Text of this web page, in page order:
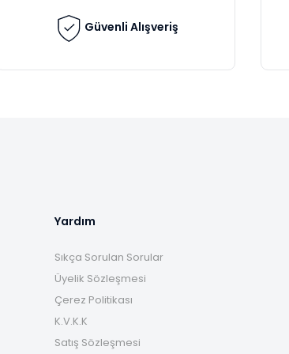
Güvenli Alışveriş
Yardım
Sıkça Sorulan Sorular
Üyelik Sözleşmesi
Çerez Politikası
K.V.K.K
Satış Sözleşmesi